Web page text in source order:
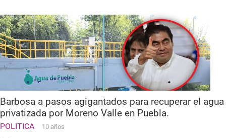
Barbosa a pasos agigantados para recuperar el agua
privatizada por Moreno Valle en Puebla.
POLITICA 10 años